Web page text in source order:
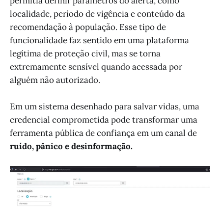
localidade, período de vigência e conteúdo da
recomendação à população. Esse tipo de
funcionalidade faz sentido em uma plataforma
legítima de proteção civil, mas se torna
extremamente sensível quando acessada por
alguém não autorizado.
Em um sistema desenhado para salvar vidas, uma
credencial comprometida pode transformar uma
ferramenta pública de confiança em um canal de
ruído, pânico e desinformação.